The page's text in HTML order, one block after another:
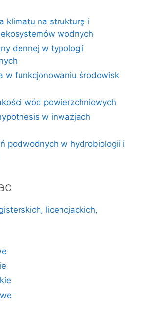
klimatu na strukturę i
wodnych
dennej w typologii
w funkcjonowaniu środowisk
wód powierzchniowych
w inwazjach
podwodnych w hydrobiologii i
licencjackich,